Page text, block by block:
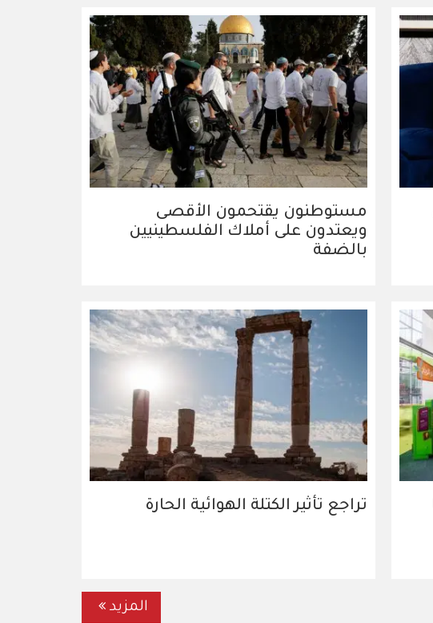
مستوطنون يقتحمون الأقصى
ويعتدون على أملاك الفلسطينيين
بالضفة
تراجع تأثير الكتلة الهوائية الحارة
المزيد